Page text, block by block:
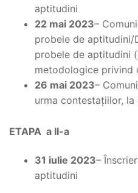
aptitudini
22 mai 2023–
probele de aptitudini/
probele de aptitudini
metodologice privind
26 mai 2023–
urma contestațiilor,
ETAPA a II-a
31 iulie 2023–
aptitudini